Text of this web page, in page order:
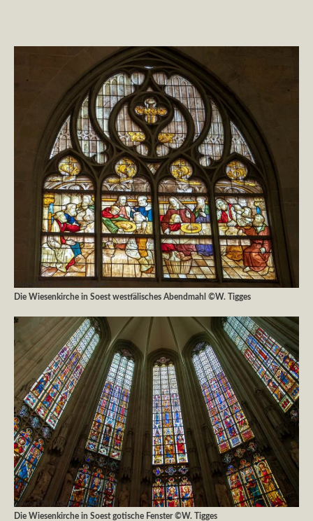
Die Wiesenkirche in Soest westfälisches Abendmahl ©W. Tigges
Die Wiesenkirche in Soest gotische Fenster ©W. Tigges